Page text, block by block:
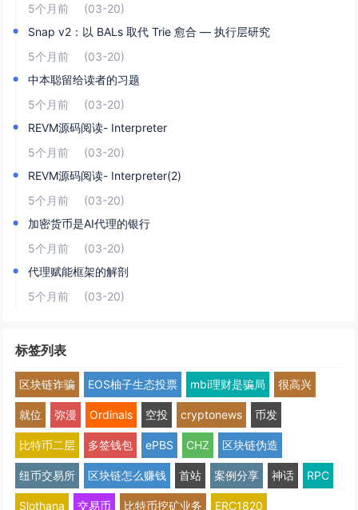
5个月前
(03-20)
Snap v2：以 BALs 取代 Trie 愈合 — 执行层研究
5个月前
(03-20)
中本聪留给读者的习题
5个月前
(03-20)
REVM源码阅读- Interpreter
5个月前
(03-20)
REVM源码阅读- Interpreter(2)
5个月前
(03-20)
加密货币是AI代理的银行
5个月前
(03-20)
代理赋能框架的解剖
5个月前
(03-20)
标签列表
区块链诈骗 EOS柚子生态投票 mbi理财是骗局 很高兴
就位 弥漫 Ordinals 空投 cryptonews 币发
比特币二层 多签钱包 ePBS CHZ 区块链伪造
纽币交易所 区块链怎么赚钱 首站 案例分享 神话 RPC
Slothana 交易币 比特币挖矿业务 ERC1820